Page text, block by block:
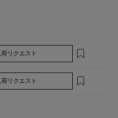
リクエスト
リクエスト